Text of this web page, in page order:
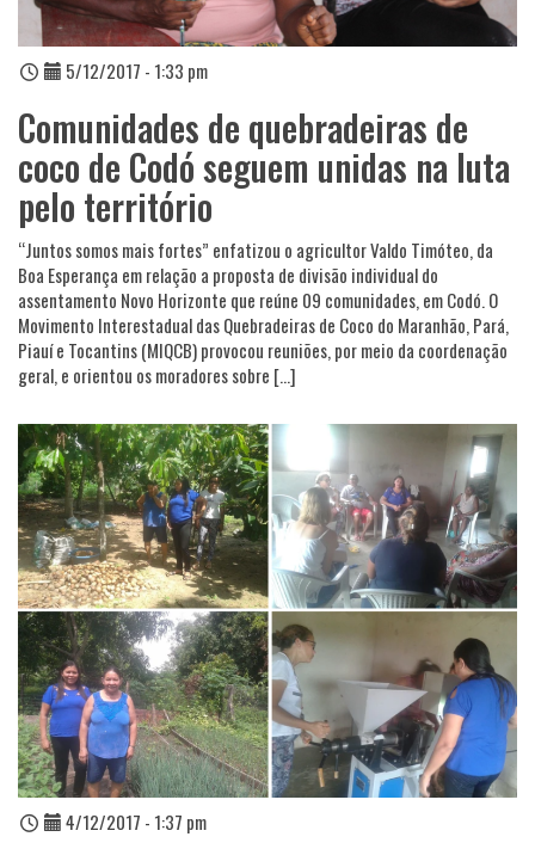
5/12/2017 - 1:33 pm
Comunidades de quebradeiras de
coco de Codó seguem unidas na luta
pelo território
“Juntos somos mais fortes” enfatizou o agricultor Valdo Timóteo, da
Boa Esperança em relação a proposta de divisão individual do
assentamento Novo Horizonte que reúne 09 comunidades, em Codó. O
Movimento Interestadual das Quebradeiras de Coco do Maranhão, Pará,
Piauí e Tocantins (MIQCB) provocou reuniões, por meio da coordenação
geral, e orientou os moradores sobre […]
4/12/2017 - 1:37 pm